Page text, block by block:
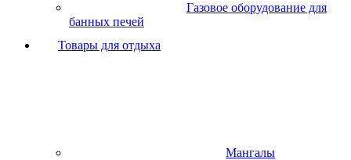
Газовое оборудование для
банных печей
Товары для отдыха
Мангалы